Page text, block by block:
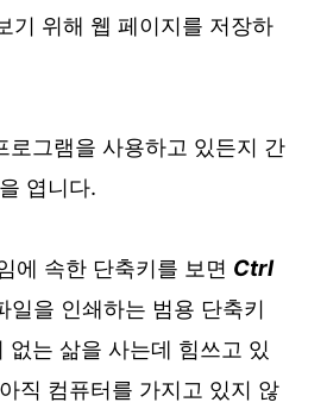
기 위해 웹 페이지를 저장하
로그램을 사용하고 있든지 간
엽니다.
에 속한 단축키를 보면 Ctrl
일을 인쇄하는 범용 단축키
없는 삶을 사는데 힘쓰고 있
직 컴퓨터를 가지고 있지 않